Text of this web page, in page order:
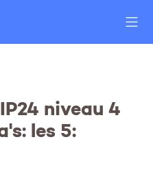
niveau 4
les 5: